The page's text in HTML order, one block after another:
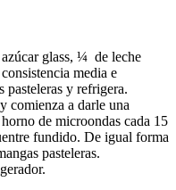
glass, ¼ de leche
media e
pasteleras y refrigera.
comienza a darle una
de microondas cada 15
fundido. De igual forma
pasteleras.